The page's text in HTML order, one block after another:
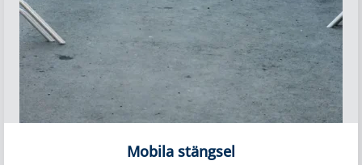
Mobila stängsel